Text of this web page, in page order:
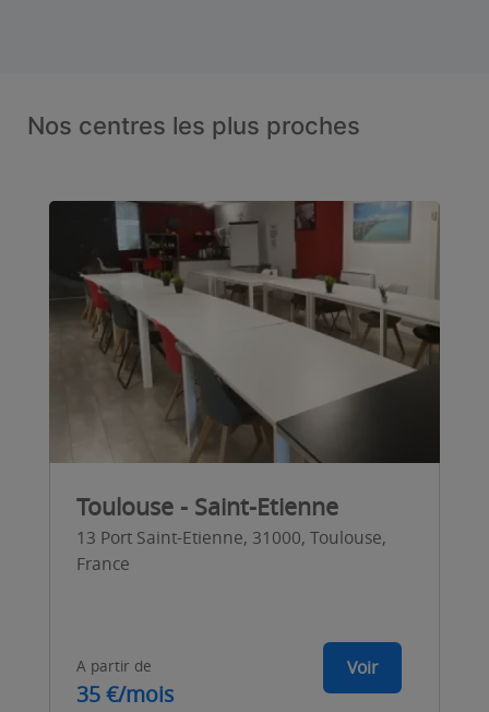
Nos centres les plus proches
Toulouse - Saint-Etienne
13 Port Saint-Etienne, 31000, Toulouse,
France
A partir de
35 €/mois
Voir